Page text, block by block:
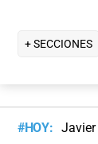
+ SECCIONES
#HOY: